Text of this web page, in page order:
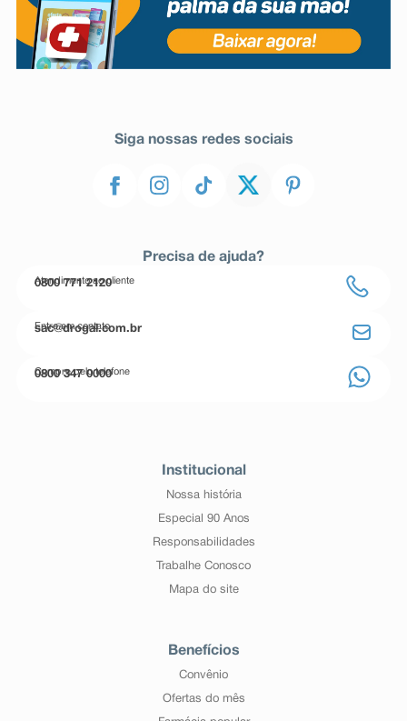
Siga nossas redes sociais
Precisa de ajuda?
Atendimento ao cliente
0800 771 2120
Entre em contato
sac@drogal.com.br
Compre pelo telefone
0800 347 0000
Institucional
Nossa história
Especial 90 Anos
Responsabilidades
Trabalhe Conosco
Mapa do site
Benefícios
Convênio
Ofertas do mês